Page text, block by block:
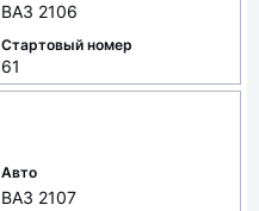
ВАЗ 2106
Стартовый номер
61
Авто
ВАЗ 2107